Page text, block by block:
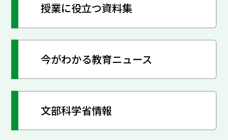
授業に役立つ資料集
今がわかる教育ニュース
文部科学省情報